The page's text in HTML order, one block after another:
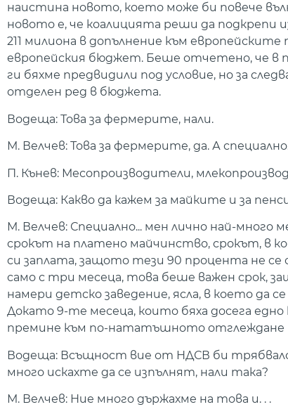
наистина новото, което може би повече
новото е, че коалицията реши да подкрепи
211 милиона в допълнение към
европейския бюджет. Беше отчетено, че в
ги бяхме предвидили под условие, но за
отделен ред в бюджета.
Водеща: Това за фермерите, нали.
М. Велчев: Това за фермерите, да. А специално.
П. Кънев: Месопроизводители,
Водеща: Какво да кажем за майките и за
М. Велчев: Специално... мен лично най-
срокът на платено майчинство, срокът, в
си заплата, защото тези 90 процента не се
само с три месеца, това беше важен срок,
намери детско заведение, ясла, в което да
Докато 9-те месеца, които бяха досега
премине към по-нататъшното отглеждане
Водеща: Всъщност вие от НДСВ би
много искахте да се изпълнят, нали така?
М. Велчев: Ние много държахме на това и. . .